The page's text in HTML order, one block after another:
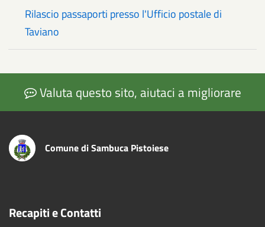
Rilascio passaporti presso l'Ufficio postale di
Taviano
Valuta questo sito, aiutaci a migliorare
Comune di Sambuca Pistoiese
Recapiti e Contatti